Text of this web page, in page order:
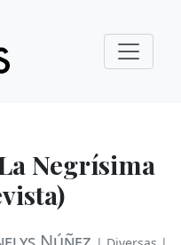
Negrísima